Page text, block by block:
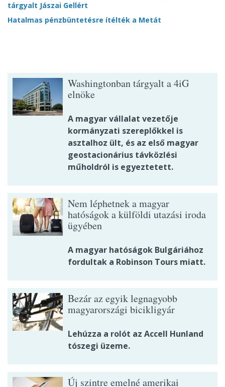
tárgyalt Jászai Gellért
Hatalmas pénzbüntetésre ítélték a Metát
Washingtonban tárgyalt a 4iG
elnöke
A magyar vállalat vezetője
kormányzati szereplőkkel is
asztalhoz ült, és az első magyar
geostacionárius távközlési
műholdról is egyeztetett.
Nem léphetnek a magyar
hatóságok a külföldi utazási iroda
ügyében
A magyar hatóságok Bulgáriához
fordultak a Robinson Tours miatt.
Bezár az egyik legnagyobb
magyarországi bicikligyár
Lehúzza a rolót az Accell Hunland
tószegi üzeme.
Új szintre emelné amerikai